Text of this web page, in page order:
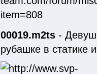
00019.m2ts -
рубашке в статике